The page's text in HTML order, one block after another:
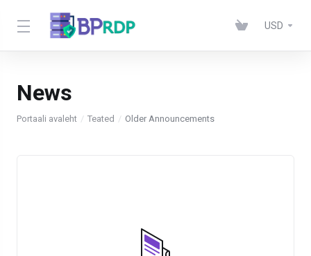
USD
News
Portaali avaleht Teated Older Announcements